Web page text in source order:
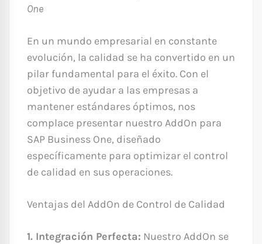
One
En un mundo empresarial en constante
evolución, la calidad se ha convertido en un
pilar fundamental para el éxito. Con el
objetivo de ayudar a las empresas a
mantener estándares óptimos, nos
complace presentar nuestro AddOn para
SAP Business One, diseñado
específicamente para optimizar el control
de calidad en sus operaciones.
Ventajas del AddOn de Control de Calidad
1. Integración Perfecta: Nuestro AddOn se